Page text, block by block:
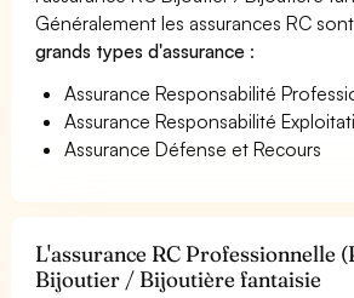
Généralement les assurances RC
grands types d'assurance :
Assurance Responsabilité
Assurance Responsabilité
Assurance Défense et Recours
L'assurance RC Professionnelle
Bijoutier / Bijoutière fantaisie